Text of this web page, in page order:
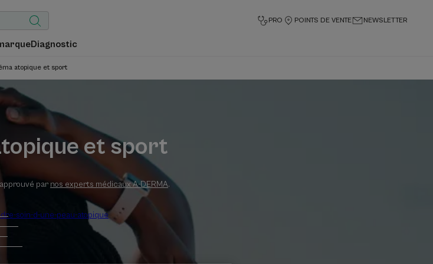
PRO POINTS DE VENTE NEWSLETTER
Diagnostic
atopique et sport
et sport
par nos experts médicaux A-DERMA.
soin-d-une-peau-atopique